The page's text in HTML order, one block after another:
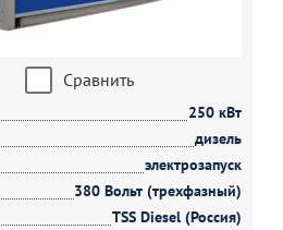
Сравнить
250 кВт
дизель
электрозапуск
380 Вольт (трехфазный)
TSS Diesel (Россия)